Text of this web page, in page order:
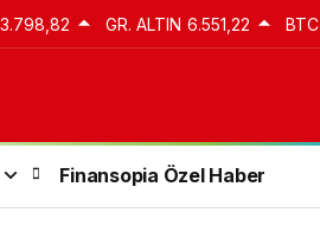
GR. ALTIN 6.551,22 BTC
Finansopia Özel Haber